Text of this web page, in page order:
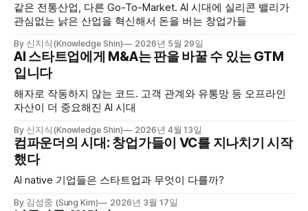
같은 전통산업, 다른 Go-To-Market. AI 시대에 실리콘 밸리가
관심없는 낡은 산업을 혁신해서 돈을 버는 창업가들
By 신지식(Knowledge Shin) 2026년 5월 29일
AI 스타트업에게 M&A는 판을 바꿀 수 있는 GTM
입니다
해자로 작동하지 않는 코드. 고객 관계와 유통망 등 오프라인
자산이 더 중요해진 AI 시대
By 신지식(Knowledge Shin) 2026년 4월 13일
컴파운더의 시대: 창업가들이 VC를 지나치기 시작
했다
AI native 기업들은 스타트업과 무엇이 다를까?
By 김성중 (Sung Kim) 2026년 3월 17일